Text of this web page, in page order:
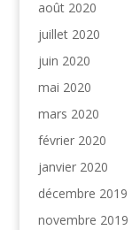
août 2020
juillet 2020
juin 2020
mai 2020
mars 2020
février 2020
janvier 2020
décembre 2019
novembre 2019